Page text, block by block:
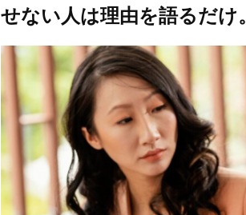
せない人は理由を語るだけ。